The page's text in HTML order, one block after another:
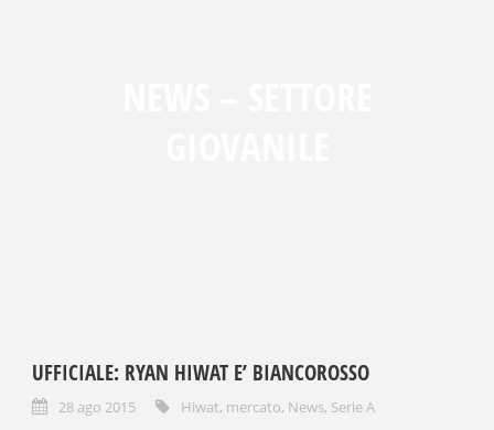
UFFICIALE: RYAN HIWAT E’ BIANCOROSSO
28 ago 2015 Hiwat, mercato, News, Serie A